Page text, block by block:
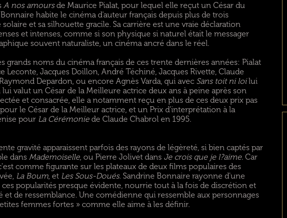
A nos amoursde Maurice Pialat, pour lequel elle reçut un César du
habite le cinéma d'auteur français depuis plus de trois
et sa silhouette gracile. Sa carrière est une vraie déclaration
et intenses, comme si son physique si naturel était le messager
souvent naturaliste, un cinéma ancré dans le réel.
grands noms du cinéma français de ces trente dernières années: Pialat
Leconte, Jacques Doillon, André Téchiné, Jacques Rivette, Claude
Depardon, ou encore Agnès Varda, qui avec Sans toit ni loilui
valut un César de la Meilleure actrice deux ans à peine après son
et consacrée, elle a notamment reçu en plus de ces deux prix pas
le César de la Meilleur actrice, et un Prix d'interprétation à la
pour La Cérémoniede Claude Chabrol en 1995.
gravité apparaissent parfois des rayons de légèreté, si bien captés par
dans Mademoiselle, ou Pierre Jolivet dans Je crois que je l?aime. Car
comme figurante sur les plateaux de deux films populaires des
La Boum, et Les Sous-Doués. Sandrine Bonnaire rayonne d'une
popularités presque évidente, nourrie tout à la fois de discrétion et
et de ressemblance. Une comédienne qui ressemble aux personnages
femmes fortes » comme elle aime à les définir.